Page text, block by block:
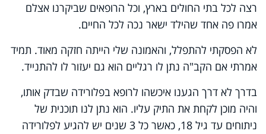
רצה לכל בתי החולים בארץ, וכל הרופאים שביקרנו אצלם
אמרו פה אחד שהילד ישאר נכה לכל החיים.
לא הפסקתי להתפלל, והאמונה שלי הייתה חזקה מאוד. תמיד
אמרתי אם הקב"ה נתן לו רגליים הוא גם יעזור לו להתנייד.
בדרך לא דרך הגענו איכשהו לרופא בפלורידה שבדק אותו,
והיה מוכן לקחת את התיק עליו. הוא נתן לנו תוכנית של
ניתוחים עד גיל 18, כאשר כל 3 שנים יש להגיע לפלורידה